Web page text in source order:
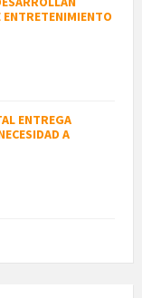
ENTRETENIMIENTO
ENTREGA
A